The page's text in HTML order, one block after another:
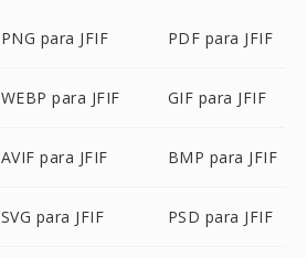
PNG para JFIF PDF para JFIF
WEBP para JFIF GIF para JFIF
AVIF para JFIF BMP para JFIF
SVG para JFIF PSD para JFIF